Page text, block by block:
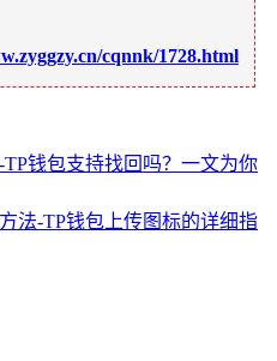
cqnnk/1728.html
钱包支持找回吗？一文为你
法-TP钱包上传图标的详细指